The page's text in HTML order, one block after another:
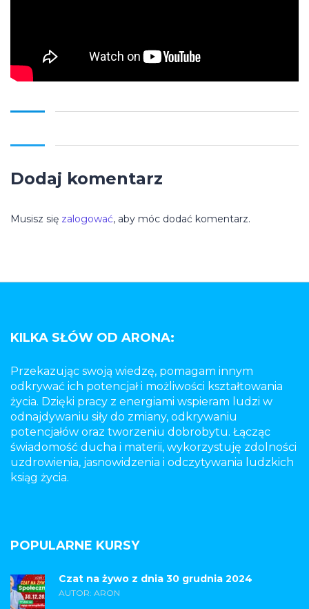
Dodaj komentarz
Musisz się zalogować, aby móc dodać komentarz.
KILKA SŁÓW OD ARONA:
Przekazując swoją wiedzę, pomagam innym
odkrywać ich potencjał i możliwości kształtowania
życia. Dzięki pracy z energiami wspieram ludzi w
odnajdywaniu siły do zmiany, odkrywaniu
potencjałów oraz tworzeniu dobrobytu. Łącząc
świadomość ducha i materii, wykorzystuję zdolności
uzdrowienia, jasnowidzenia i odczytywania ludzkich
ksiąg życia.
POPULARNE KURSY
Czat na żywo z dnia 30 grudnia 2024
AUTOR: ARON